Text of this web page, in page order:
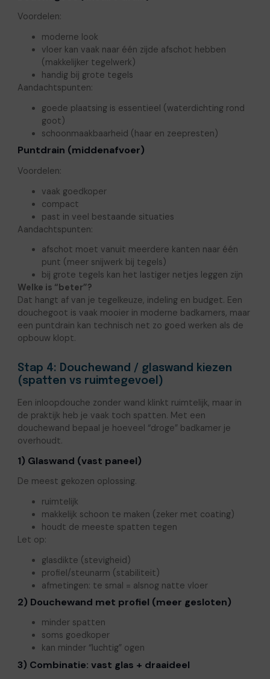
Voordelen:
moderne look
vloer kan vaak naar één zijde afschot hebben
(makkelijker tegelwerk)
handig bij grote tegels
Aandachtspunten:
goede plaatsing is essentieel (waterdichting rond
goot)
schoonmaakbaarheid (haar en zeepresten)
Puntdrain (middenafvoer)
Voordelen:
vaak goedkoper
compact
past in veel bestaande situaties
Aandachtspunten:
afschot moet vanuit meerdere kanten naar één
punt (meer snijwerk bij tegels)
bij grote tegels kan het lastiger netjes leggen zijn
Welke is “beter”?
Dat hangt af van je tegelkeuze, indeling en budget. Een
douchegoot is vaak mooier in moderne badkamers, maar
een puntdrain kan technisch net zo goed werken als de
opbouw klopt.
Stap 4: Douchewand / glaswand kiezen
(spatten vs ruimtegevoel)
Een inloopdouche zonder wand klinkt ruimtelijk, maar in
de praktijk heb je vaak toch spatten. Met een
douchewand bepaal je hoeveel “droge” badkamer je
overhoudt.
1) Glaswand (vast paneel)
De meest gekozen oplossing.
ruimtelijk
makkelijk schoon te maken (zeker met coating)
houdt de meeste spatten tegen
Let op:
glasdikte (stevigheid)
profiel/steunarm (stabiliteit)
afmetingen: te smal = alsnog natte vloer
2) Douchewand met profiel (meer gesloten)
minder spatten
soms goedkoper
kan minder “luchtig” ogen
3) Combinatie: vast glas + draaideel